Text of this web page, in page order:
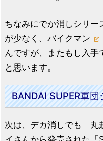
ちなみにでか消しシリー
が少なく、 バイクマン
んですが、またもし入
と思います。
BANDAI SUPER軍
次は、デカ消しでも「